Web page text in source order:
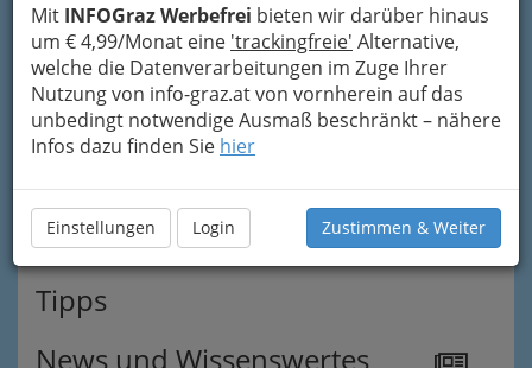
Mit INFOGraz Werbefrei bieten wir darüber hinaus
um € 4,99/Monat eine 'trackingfreie' Alternative,
welche die Datenverarbeitungen im Zuge Ihrer
Nutzung von info-graz.at von vornherein auf das
unbedingt notwendige Ausmaß beschränkt – nähere
Infos dazu finden Sie hier
Einstellungen Login Zustimmen & Weiter
nach dem BiBuG WKO
Selbständige BuchhalterInnen
Steuerberater - Steuerberaterinnen -
Wirtschaftsprüfer / Wirtschaftsprüferin
Tipps
News und Wissenswertes